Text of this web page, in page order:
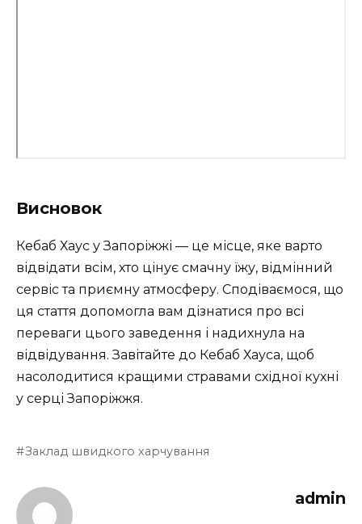
Висновок
Кебаб Хаус у Запоріжжі — це місце, яке варто
відвідати всім, хто цінує смачну їжу, відмінний
сервіс та приємну атмосферу. Сподіваємося, що
ця стаття допомогла вам дізнатися про всі
переваги цього заведення і надихнула на
відвідування. Завітайте до Кебаб Хауса, щоб
насолодитися кращими стравами східної кухні
у серці Запоріжжя.
Заклад швидкого харчування
admin